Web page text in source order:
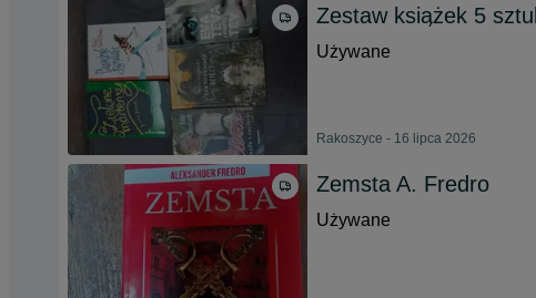
Zestaw książek 5
Używane
Rakoszyce - 16 lipca 2026
Zemsta A. Fredro
Używane